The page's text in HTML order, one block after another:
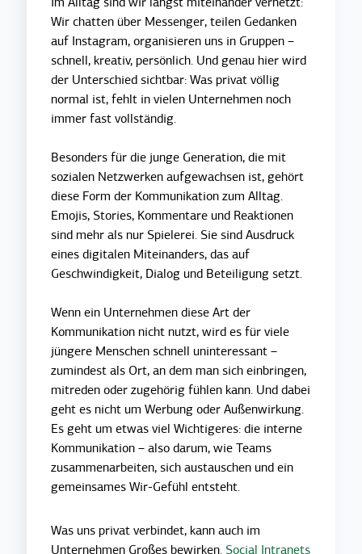
Wir chatten über Messenger, teilen Gedanken
auf Instagram, organisieren uns in Gruppen –
schnell, kreativ, persönlich. Und genau hier wird
der Unterschied sichtbar: Was privat völlig
normal ist, fehlt in vielen Unternehmen noch
immer fast vollständig.
Besonders für die junge Generation, die mit
sozialen Netzwerken aufgewachsen ist, gehört
diese Form der Kommunikation zum Alltag.
Emojis, Stories, Kommentare und Reaktionen
sind mehr als nur Spielerei. Sie sind Ausdruck
eines digitalen Miteinanders, das auf
Geschwindigkeit, Dialog und Beteiligung setzt.
Wenn ein Unternehmen diese Art der
Kommunikation nicht nutzt, wird es für viele
jüngere Menschen schnell uninteressant –
zumindest als Ort, an dem man sich einbringen,
mitreden oder zugehörig fühlen kann. Und dabei
geht es nicht um Werbung oder Außenwirkung.
Es geht um etwas viel Wichtigeres: die interne
Kommunikation – also darum, wie Teams
zusammenarbeiten, sich austauschen und ein
gemeinsames Wir-Gefühl entsteht.
Was uns privat verbindet, kann auch im
Unternehmen Großes bewirken. Social Intranets